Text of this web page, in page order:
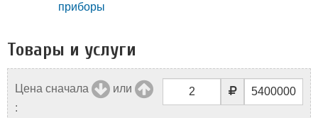
приборы
Товары и услуги
Цена сначала
или
: